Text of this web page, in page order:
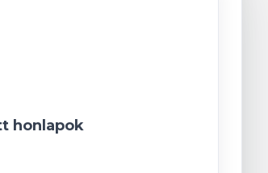
honlapok